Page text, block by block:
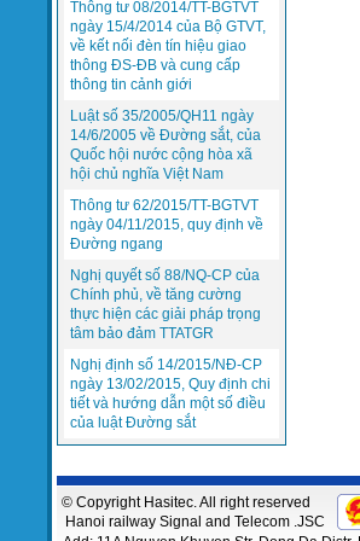
Thông tư 08/2014/TT-BGTVT
ngày 15/4/2014 của Bộ GTVT,
về kết nối đèn tín hiệu giao
thông ĐS-ĐB và cung cấp
thông tin cảnh giới
Luật số 35/2005/QH11 ngày
14/6/2005 về Đường sắt, của
Quốc hội nước cộng hòa xã
hội chủ nghĩa Việt Nam
Thông tư 62/2015/TT-BGTVT
ngày 04/11/2015, quy định về
Đường ngang
Nghị quyết số 88/NQ-CP của
Chính phủ, về tăng cường
thực hiện các giải pháp trọng
tâm bảo đảm TTATGR
Nghị định số 14/2015/NĐ-CP
ngày 13/02/2015, Quy định chi
tiết và hướng dẫn một số điều
của luật Đường sắt
© Copyright Hasitec. All right reserved
Hanoi railway Signal and Telecom .JSC